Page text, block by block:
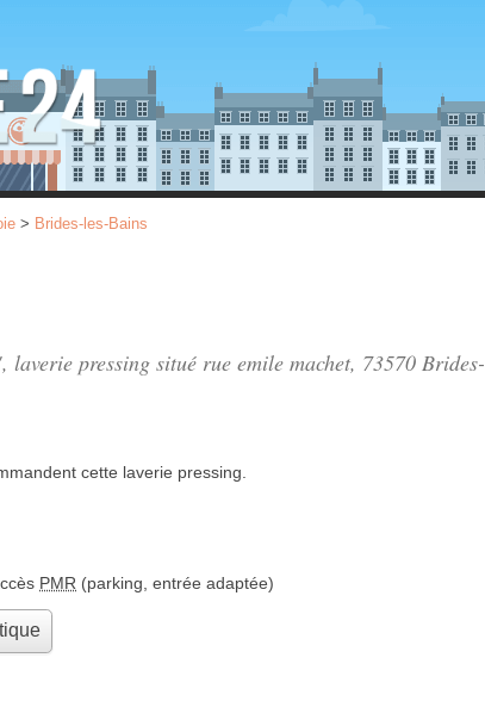
> Brides-les-Bains
laverie pressing situé rue emile machet, 73570 Brides-
cette laverie pressing.
PMR (parking, entrée adaptée)